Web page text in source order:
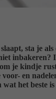
sta je als
inbakeren?
je kindje
en
het beste